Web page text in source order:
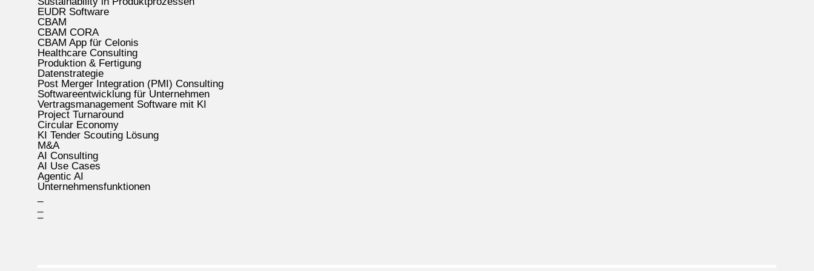
EUDR Software
CBAM
CBAM CORA
CBAM App für Celonis
Healthcare Consulting
Produktion & Fertigung
Datenstrategie
Post Merger Integration (PMI) Consulting
Softwareentwicklung für Unternehmen
Vertragsmanagement Software mit KI
Project Turnaround
Circular Economy
KI Tender Scouting Lösung
M&A
AI Consulting
AI Use Cases
Agentic AI
Unternehmensfunktionen
–